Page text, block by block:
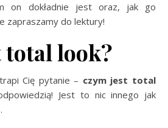
on dokładnie jest oraz, jak go
zapraszamy do lektury!
total look?
Cię pytanie – czym jest total
Jest to nic innego jak